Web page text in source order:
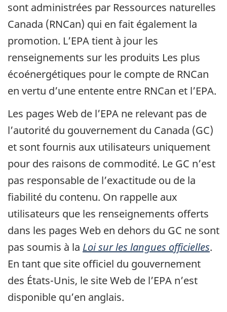
sont administrées par Ressources naturelles
Canada (RNCan) qui en fait également la
promotion. L’EPA tient à jour les
renseignements sur les produits Les plus
écoénergétiques pour le compte de RNCan
en vertu d’une entente entre RNCan et l’EPA.
Les pages Web de l’EPA ne relevant pas de
l’autorité du gouvernement du Canada (GC)
et sont fournis aux utilisateurs uniquement
pour des raisons de commodité. Le GC n’est
pas responsable de l’exactitude ou de la
fiabilité du contenu. On rappelle aux
utilisateurs que les renseignements offerts
dans les pages Web en dehors du GC ne sont
pas soumis à la Loi sur les langues officielles.
En tant que site officiel du gouvernement
des États-Unis, le site Web de l’EPA n’est
disponible qu’en anglais.